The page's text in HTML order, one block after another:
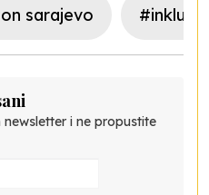
sarajevo
i ne propustite